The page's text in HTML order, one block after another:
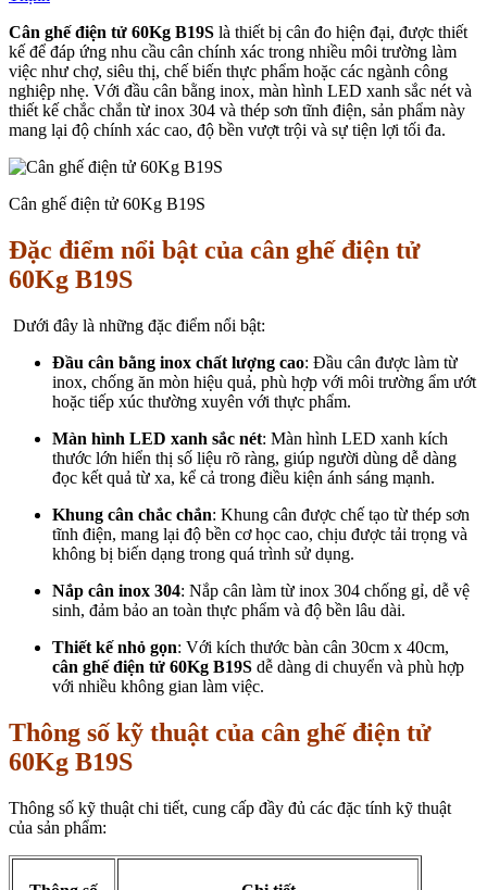
Cân ghế điện tử 60Kg B19S là thiết bị cân đo hiện đại, được thiết
kế để đáp ứng nhu cầu cân chính xác trong nhiều môi trường làm
việc như chợ, siêu thị, chế biến thực phẩm hoặc các ngành công
nghiệp nhẹ. Với đầu cân bằng inox, màn hình LED xanh sắc nét và
thiết kế chắc chắn từ inox 304 và thép sơn tĩnh điện, sản phẩm này
mang lại độ chính xác cao, độ bền vượt trội và sự tiện lợi tối đa.
Cân ghế điện tử 60Kg B19S
Đặc điểm nổi bật của cân ghế điện tử
60Kg B19S
Dưới đây là những đặc điểm nổi bật:
Đầu cân bằng inox chất lượng cao: Đầu cân được làm từ
inox, chống ăn mòn hiệu quả, phù hợp với môi trường ẩm ướt
hoặc tiếp xúc thường xuyên với thực phẩm.
Màn hình LED xanh sắc nét: Màn hình LED xanh kích
thước lớn hiển thị số liệu rõ ràng, giúp người dùng dễ dàng
đọc kết quả từ xa, kể cả trong điều kiện ánh sáng mạnh.
Khung cân chắc chắn: Khung cân được chế tạo từ thép sơn
tĩnh điện, mang lại độ bền cơ học cao, chịu được tải trọng và
không bị biến dạng trong quá trình sử dụng.
Nắp cân inox 304: Nắp cân làm từ inox 304 chống gỉ, dễ vệ
sinh, đảm bảo an toàn thực phẩm và độ bền lâu dài.
Thiết kế nhỏ gọn: Với kích thước bàn cân 30cm x 40cm,
cân ghế điện tử 60Kg B19S dễ dàng di chuyển và phù hợp
với nhiều không gian làm việc.
Thông số kỹ thuật của cân ghế điện tử
60Kg B19S
Thông số kỹ thuật chi tiết, cung cấp đầy đủ các đặc tính kỹ thuật
của sản phẩm: